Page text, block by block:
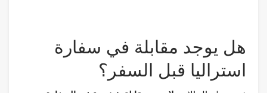
هل يوجد مقابلة في سفارة
استراليا قبل السفر؟